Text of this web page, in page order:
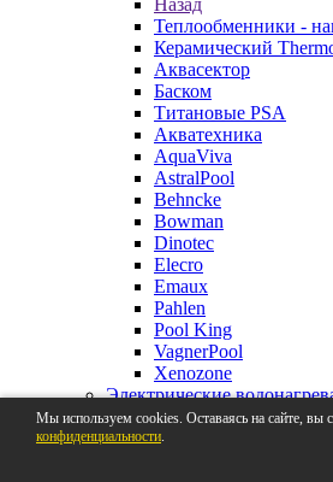
Назад
Теплообменники -
Керамический
Аквасектор
Баском
Титановые PSA
Акватехника
AquaViva
AstralPool
Behncke
Bowman
Dinotec
Elecro
Emaux
Pahlen
Pool King
VagnerPool
Xenozone
Электрические
Назад
Электрические
Мы используем cookies. Оставаясь на сайте, вы
конфиденциальности.